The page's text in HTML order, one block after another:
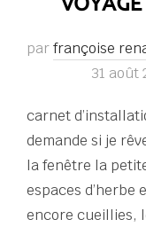
parfrançoise
Publié
31 août
carnet
demande si je
la fenêtre la
espaces d’herbe
encore cueillies,